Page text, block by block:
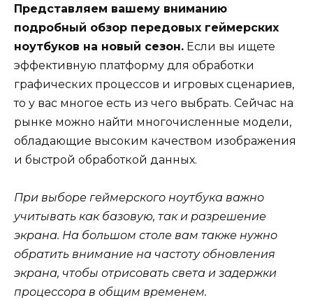
Представляем вашему вниманию
подробный обзор передовых геймерских
ноутбуков на новый сезон. Если вы ищете
эффективную платформу для обработки
графических процессов и игровых сценариев,
то у вас многое есть из чего выбрать. Сейчас на
рынке можно найти многочисленные модели,
обладающие высоким качеством изображения
и быстрой обработкой данных.
При выборе геймерского ноутбука важно
учитывать как базовую, так и разрешение
экрана. На большом столе вам также нужно
обратить внимание на частоту обновления
экрана, чтобы отрисовать света и задержки
процессора в общим временем.